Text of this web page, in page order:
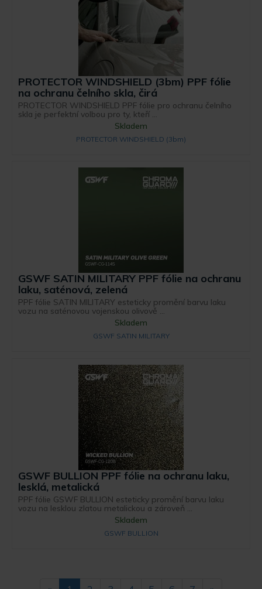
PROTECTOR WINDSHIELD (3bm) PPF fólie
na ochranu čelního skla, čirá
PROTECTOR WINDSHIELD PPF fólie pro ochranu čelního
skla je perfektní volbou pro ty, kteří ...
Skladem
PROTECTOR WINDSHIELD (3bm)
GSWF SATIN MILITARY PPF fólie na ochranu
laku, saténová, zelená
PPF fólie SATIN MILITARY esteticky promění barvu laku
vozu na saténovou vojenskou olivově ...
Skladem
GSWF SATIN MILITARY
GSWF BULLION PPF fólie na ochranu laku,
lesklá, metalická
PPF fólie GSWF BULLION esteticky promění barvu laku
vozu na lesklou zlatou metalickou a zároveň ...
Skladem
GSWF BULLION